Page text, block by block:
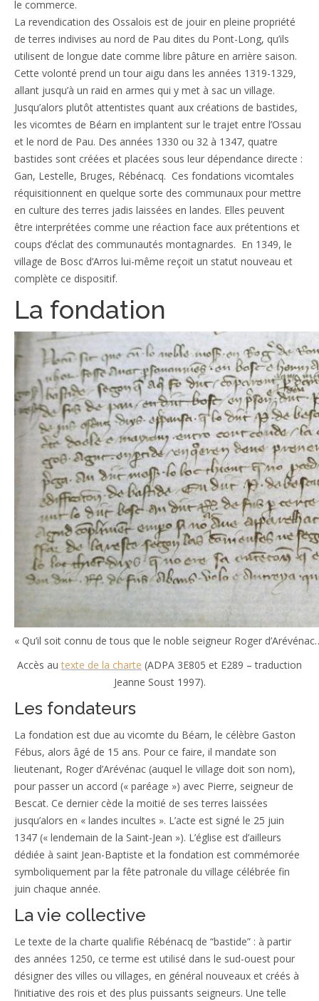
le commerce.
La revendication des Ossalois est de jouir en pleine propriété
de terres indivises au nord de Pau dites du Pont-Long, qu’ils
utilisent de longue date comme libre pâture en arrière saison.
Cette volonté prend un tour aigu dans les années 1319-1329,
allant jusqu’à un raid en armes qui y met à sac un village.
Jusqu’alors plutôt attentistes quant aux créations de bastides,
les vicomtes de Béarn en implantent sur le trajet entre l’Ossau
et le nord de Pau. Des années 1330 ou 32 à 1347, quatre
bastides sont créées et placées sous leur dépendance directe :
Gan, Lestelle, Bruges, Rébénacq. Ces fondations vicomtales
réquisitionnent en quelque sorte des communaux pour mettre
en culture des terres jadis laissées en landes. Elles peuvent
être interprétées comme une réaction face aux prétentions et
coups d’éclat des communautés montagnardes. En 1349, le
village de Bosc d’Arros lui-même reçoit un statut nouveau et
complète ce dispositif.
La fondation
« Qu’il soit connu de tous que le noble seigneur Roger
Accès autexte de la charte (ADPA 3E805 et E289 – traduction
Jeanne Soust 1997).
Les fondateurs
La fondation est due au vicomte du Béarn, le célèbre Gaston
Fébus, alors âgé de 15 ans. Pour ce faire, il mandate son
lieutenant, Roger d’Arévénac (auquel le village doit son nom),
pour passer un accord (« paréage ») avec Pierre, seigneur de
Bescat. Ce dernier cède la moitié de ses terres laissées
jusqu’alors en « landes incultes ». L’acte est signé le 25 juin
1347 (« lendemain de la Saint-Jean »). L’église est d’ailleurs
dédiée à saint Jean-Baptiste et la fondation est commémorée
symboliquement par la fête patronale du village célébrée fin
juin chaque année.
La vie collective
Le texte de la charte qualifie Rébénacq de “bastide” : à partir
des années 1250, ce terme est utilisé dans le sud-ouest pour
désigner des villes ou villages, en général nouveaux et créés à
l’initiative des rois et des plus puissants seigneurs. Une telle